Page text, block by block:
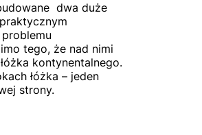
dwa duże
tego, że nad nimi
kontynentalnego.
łóżka – jeden
strony.